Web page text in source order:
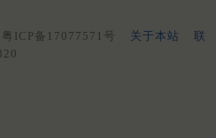
粤ICP备17077571号 关于本站
联